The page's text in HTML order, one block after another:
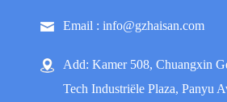
Email : info@gzhaisan.com
Add: Kamer 508, Chuangxin
Tech Industriële Plaza, Panyu